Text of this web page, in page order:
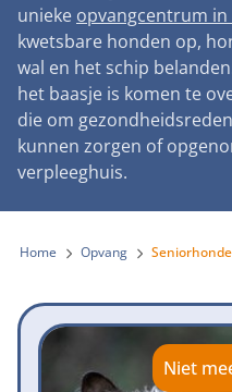
Landelijke
Verantwoord
Landelijk
Verplichte pre-
Gemeentelijk
Bescherming
Lezingen
Symposium
unieke opvangcentrum in
kwetsbare honden op,
wal en het schip
het baasje is komen te
die om
kunnen zorgen of
verpleeghuis.
Home Opvang
Niet